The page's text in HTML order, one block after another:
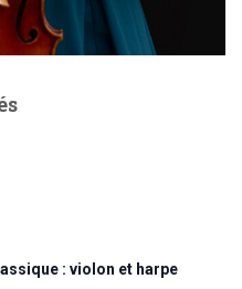
: violon et harpe